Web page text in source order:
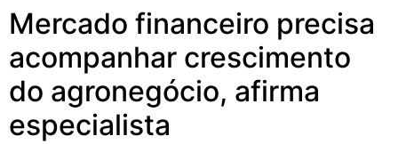
Mercado financeiro precisa
acompanhar crescimento
do agronegócio, afirma
especialista